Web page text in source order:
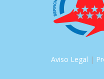
Aviso Legal |